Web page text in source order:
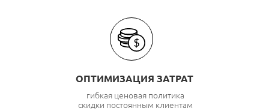
ОПТИМИЗАЦИЯ ЗАТРАТ
гибкая ценовая политика
скидки постоянным клиентам